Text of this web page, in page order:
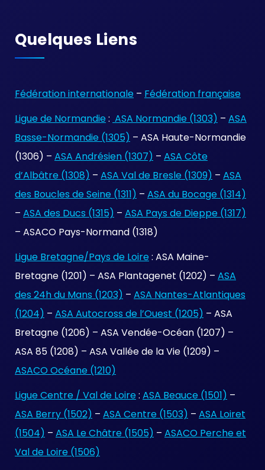
Quelques Liens
Fédération internationale – Fédération française
Ligue de Normandie : ASA Normandie (1303) – ASA
Basse-Normandie (1305) – ASA Haute-Normandie
(1306) – ASA Andrésien (1307) – ASA Côte
d’Albâtre (1308) – ASA Val de Bresle (1309) – ASA
des Boucles de Seine (1311) – ASA du Bocage (1314)
– ASA des Ducs (1315) – ASA Pays de Dieppe (1317)
– ASACO Pays-Normand (1318)
Ligue Bretagne/Pays de Loire : ASA Maine-
Bretagne (1201) – ASA Plantagenet (1202) – ASA
des 24h du Mans (1203) – ASA Nantes-Atlantiques
(1204) – ASA Autocross de l’Ouest (1205) – ASA
Bretagne (1206) – ASA Vendée-Océan (1207) –
ASA 85 (1208) – ASA Vallée de la Vie (1209) –
ASACO Océane (1210)
Ligue Centre / Val de Loire : ASA Beauce (1501) –
ASA Berry (1502) – ASA Centre (1503) – ASA Loiret
(1504) – ASA Le Châtre (1505) – ASACO Perche et
Val de Loire (1506)